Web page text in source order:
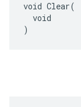
void Clear(
  void
)